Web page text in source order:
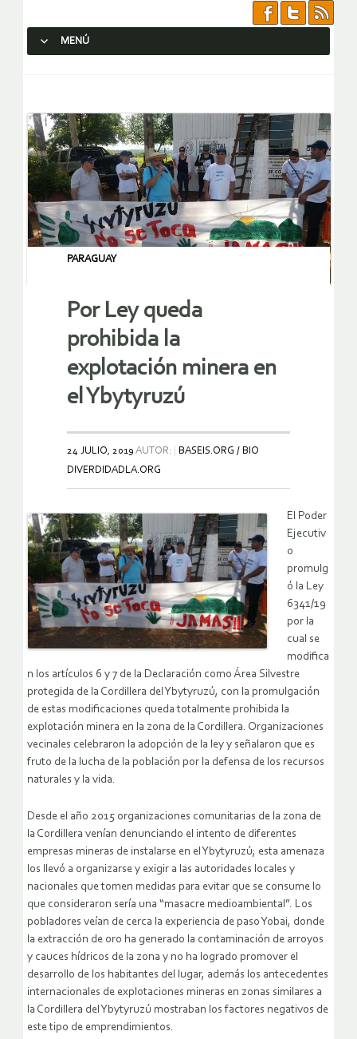
MENÚ
PARAGUAY
Por Ley queda
prohibida la
explotación minera en
el Ybytyruzú
24 JULIO, 2019 AUTOR:
BASEIS.ORG / BIO
DIVERDIDADLA.ORG
El Poder
Ejecutiv
o
promulg
ó la Ley
6341/19
por la
cual se
modifica
n los artículos 6 y 7 de la Declaración como Área Silvestre
protegida de la Cordillera del Ybytyruzú, con la promulgación
de estas modificaciones queda totalmente prohibida la
explotación minera en la zona de la Cordillera. Organizaciones
vecinales celebraron la adopción de la ley y señalaron que es
fruto de la lucha de la población por la defensa de los recursos
naturales y la vida.
Desde el año 2015 organizaciones comunitarias de la zona de
la Cordillera venían denunciando el intento de diferentes
empresas mineras de instalarse en el Ybytyruzú; esta amenaza
los llevó a organizarse y exigir a las autoridades locales y
nacionales que tomen medidas para evitar que se consume lo
que consideraron sería una “masacre medioambiental”. Los
pobladores veían de cerca la experiencia de paso Yobai, donde
la extracción de oro ha generado la contaminación de arroyos
y cauces hídricos de la zona y no ha logrado promover el
desarrollo de los habitantes del lugar, además los antecedentes
internacionales de explotaciones mineras en zonas similares a
la Cordillera del Ybytyruzú mostraban los factores negativos de
este tipo de emprendimientos.